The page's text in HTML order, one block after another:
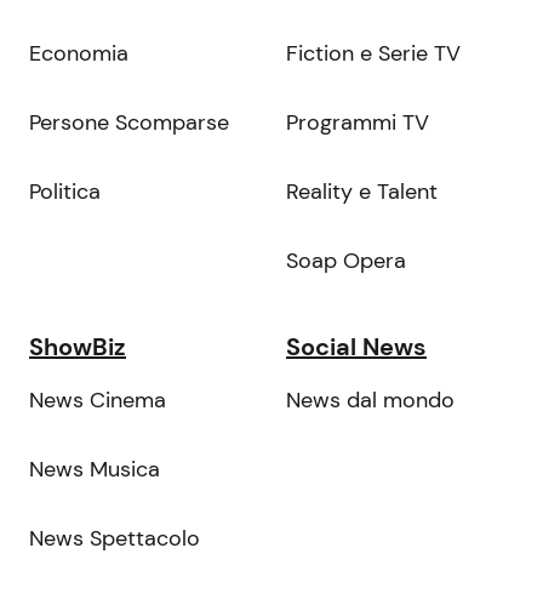
Economia
Persone Scomparse
Politica
Fiction e Serie TV
Programmi TV
Reality e Talent
Soap Opera
ShowBiz
News Cinema
News Musica
News Spettacolo
Social News
News dal mondo